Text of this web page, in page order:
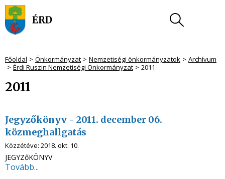
Főoldal Önkormányzat Nemzetiségi önkormányzatok
Archívum
Érdi Ruszin Nemzetiségi Önkormányzat
2011
2011
Jegyzőkönyv - 2011. december 06.
közmeghallgatás
Közzétéve: 2018. okt. 10.
JEGYZőKÖNYV
Tovább...